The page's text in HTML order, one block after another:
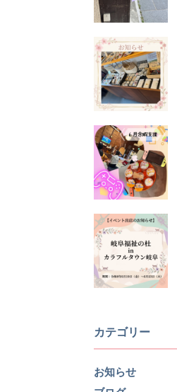
カテゴリー
お知らせ